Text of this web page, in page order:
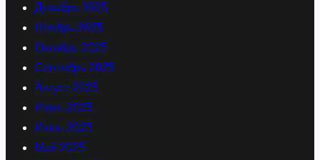
Декабрь 2025
Ноябрь 2025
Октябрь 2025
Сентябрь 2025
Август 2025
Июль 2025
Июнь 2025
Май 2025